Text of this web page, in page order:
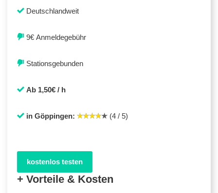
Deutschlandweit
9€ Anmeldegebühr
Stationsgebunden
Ab 1,50€ / h
in Göppingen: (4 / 5)
kostenlos testen
+ Vorteile & Kosten